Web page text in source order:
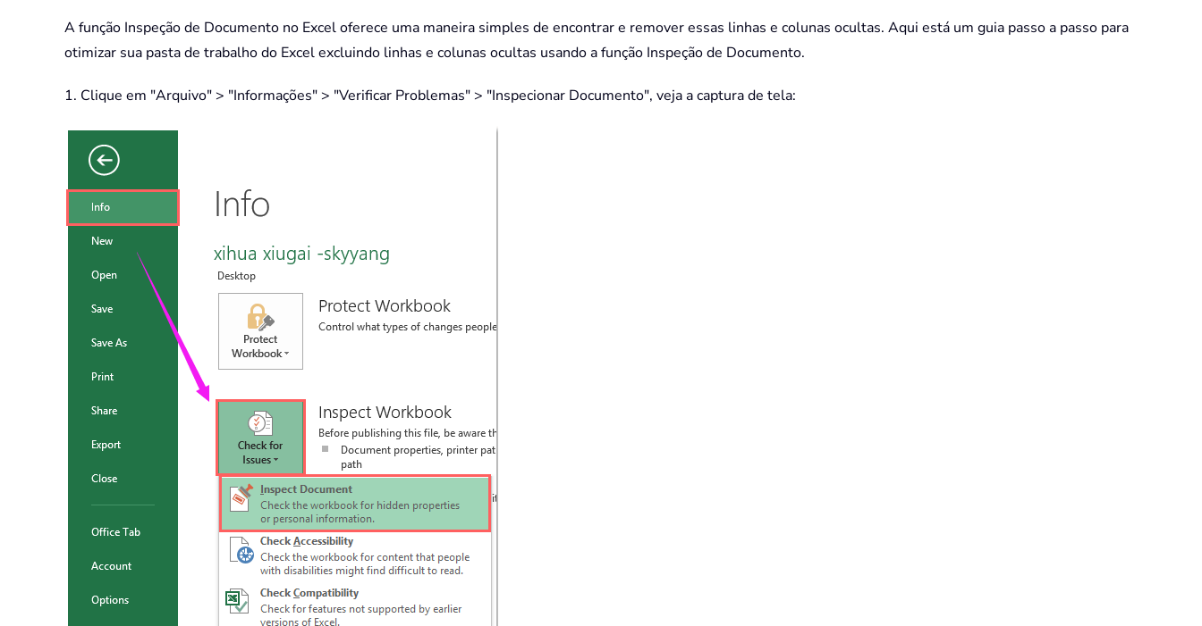
A função Inspeção de Documento no Excel oferece uma maneira simples de encontrar e remover essas linhas e colunas ocultas. Aqui está um guia passo a passo para
otimizar sua pasta de trabalho do Excel excluindo linhas e colunas ocultas usando a função Inspeção de Documento.
1. Clique em "Arquivo" > "Informações" > "Verificar Problemas" > "Inspecionar Documento", veja a captura de tela: